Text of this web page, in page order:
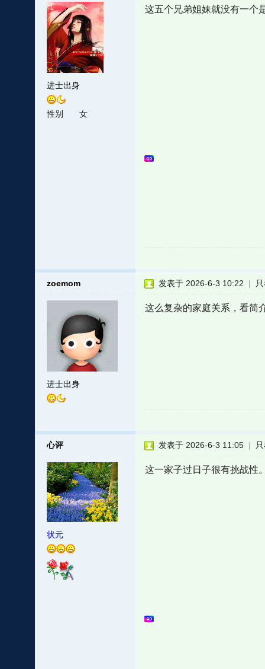
进士出身
性别 女
这五个兄弟姐妹就没有一个
zoemom
进士出身
发表于 2026-6-3 10:22 |
这么复杂的家庭关系，看简
心评
状元
发表于 2026-6-3 11:05 |
这一家子过日子很有挑战性